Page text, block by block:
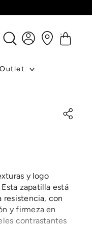
Outlet
y logo
zapatilla está
con
y firmeza en
contrastantes